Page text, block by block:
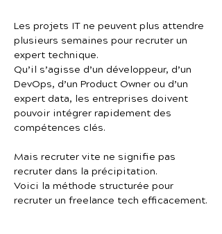
Les projets IT ne peuvent plus attendre
plusieurs semaines pour recruter un
expert technique.
Qu’il s’agisse d’un développeur, d’un
DevOps, d’un Product Owner ou d’un
expert data, les entreprises doivent
pouvoir intégrer rapidement des
compétences clés.
Mais recruter vite ne signifie pas
recruter dans la précipitation.
Voici la méthode structurée pour
recruter un freelance tech efficacement.